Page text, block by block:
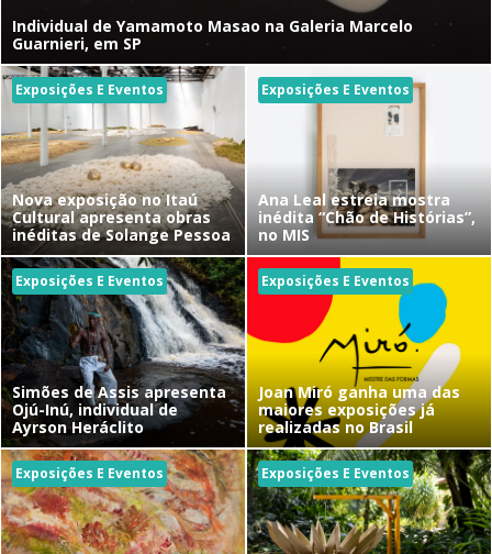
Individual de Yamamoto Masao na Galeria Marcelo
Guarnieri, em SP
Exposições E Eventos
Nova exposição no Itaú
Cultural apresenta obras
inéditas de Solange Pessoa
Exposições E Eventos
Ana Leal estreia mostra
inédita “Chão de Histórias”,
no MIS
Exposições E Eventos
Simões de Assis apresenta
Ojú-Inú, individual de
Ayrson Heráclito
Exposições E Eventos
Joan Miró ganha uma das
maiores exposições já
realizadas no Brasil
Exposições E Eventos Exposições E Eventos